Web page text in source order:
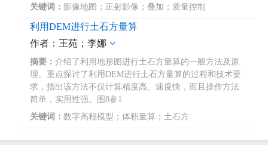
关键词： 影像地图；正射影像；叠加；质量控制
利用DEM进行土石方量算
作者：王苑；李娜
摘要： 介绍了利用地形图进行土石方量算的一般方法及原
理。重点探讨了利用DEM进行土石方量算的过程和技术要
求，指出该方法不仅计算精度高、速度快，而且操作方法
简单，实用性强。图8参1
关键词： 数字高程模型；体积量算；土石方